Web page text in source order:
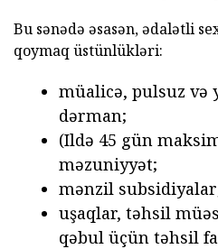
Bu sənədə əsasən, ədalətli
qoymaq üstünlükləri:
müalicə, pulsuz və
dərman;
(Ildə 45 gün
məzuniyyət;
mənzil
uşaqlar, təhsil
qəbul üçün təhsil